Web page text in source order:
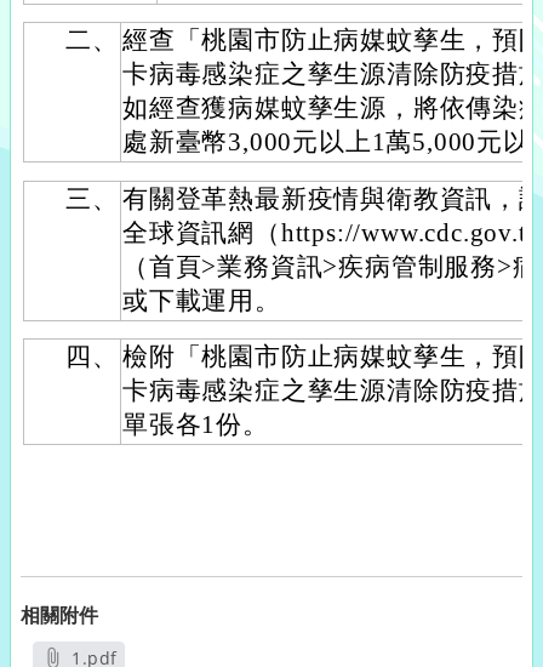
二、
經查「桃園市防止病媒蚊孳生，預
卡病毒感染症之孳生源清除防疫措
如經查獲病媒蚊孳生源，將依傳染
處新臺幣3,000元以上1萬5,000元以
三、
有關登革熱最新疫情與衛教資訊，
全球資訊網（https://
（首頁>業務資訊>疾病管制服務>
或下載運用。
四、
檢附「桃園市防止病媒蚊孳生，預
卡病毒感染症之孳生源清除防疫措
單張各1份。
相關附件
1.pdf